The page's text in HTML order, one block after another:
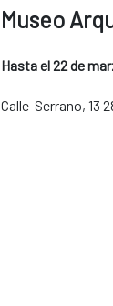
Museo
Hasta el 22 de
Calle Serrano, 13